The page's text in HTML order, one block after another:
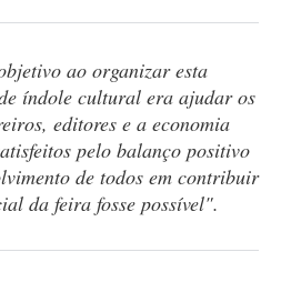
ao organizar esta
índole cultural era ajudar os
editores e a economia
pelo balanço positivo
de todos em contribuir
da feira fosse possível".